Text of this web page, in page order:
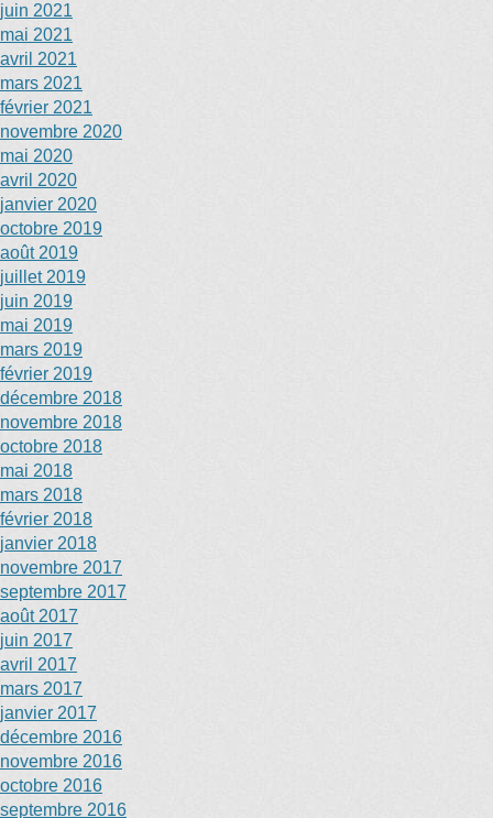
juin 2021
mai 2021
avril 2021
mars 2021
février 2021
novembre 2020
mai 2020
avril 2020
janvier 2020
octobre 2019
août 2019
juillet 2019
juin 2019
mai 2019
mars 2019
février 2019
décembre 2018
novembre 2018
octobre 2018
mai 2018
mars 2018
février 2018
janvier 2018
novembre 2017
septembre 2017
août 2017
juin 2017
avril 2017
mars 2017
janvier 2017
décembre 2016
novembre 2016
octobre 2016
septembre 2016